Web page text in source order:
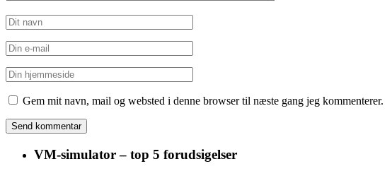
Gem mit navn, mail og websted i denne browser til næste gang jeg kommenterer.
VM-simulator – top 5 forudsigelser